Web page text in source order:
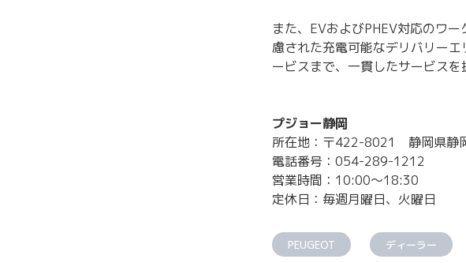
また、EVおよびPHEV対応のワ
慮された充電可能なデリバリー
ービスまで、一貫したサービスを
プジョー静岡
所在地：〒422-8021 静岡県静
電話番号：054-289-1212
営業時間：10:00～18:30
定休日：毎週月曜日、火曜日
PEUGEOT ディーラー